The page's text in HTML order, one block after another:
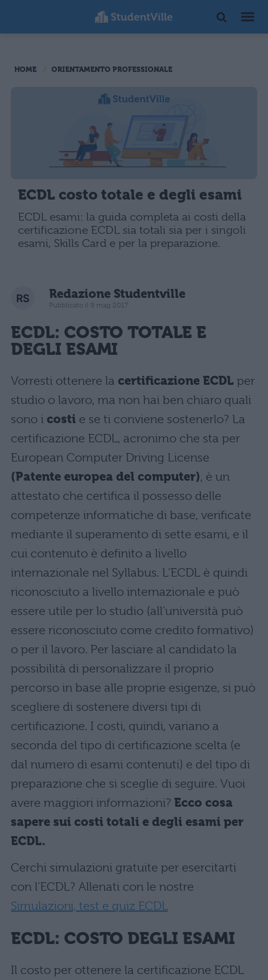
HOME ORIENTAMENTO PROFESSIONALE
ECDL costo totale e degli esami
ECDL esami: la guida completa ai costi della
certificazione ECDL sia totali sia per i singoli
esami, Skills Card e per la preparazione.
Redazione Studentville
Pubblicato il 9 mag 2017
ECDL: COSTO TOTALE E
DEGLI ESAMI
Vorresti ottenere la certificazione ECDL per
studio o lavoro, ma non hai ben chiaro quali
sono i costi e se ti conviene sostenerlo? La
certificazione ECDL, acronimo che sta per
European Computer Driving License
(Patente europea del computer), è un
attestato che certifica il possesso delle
competenze informatiche di base, verificate
mediante il superamento di sette esami, e il
cui contenuto è definito a livello
internazionale nel Syllabus. L’ECDL è quindi
riconosciuto a livello internazionale e può
essere utile per lo studio (all’università può
essere riconosciuto come credito formativo)
o per il lavoro. Per lasciare al candidato la
possibilità di personalizzare il proprio
percorso in base alle proprie esigenze, si può
scegliere di sostenere diversi tipi di
certificazione. I costi, quindi, variano a
seconda del tipo di certificazione scelta (e
dal numero di esami contenuti) e del tipo di
preparazione che si sceglie di seguire. Vuoi
avere maggiori informazioni? Ecco cosa
sapere sui costi totali e degli esami per
ECDL.
Cerchi simulazioni gratuite per esercitarti
con l’ECDL? Allenati con le nostre
Simulazioni, test e quiz ECDL
ECDL: COSTO DEGLI ESAMI
Il costo per ottenere la certificazione ECDL